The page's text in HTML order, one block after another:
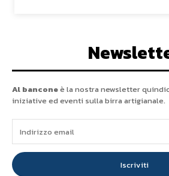
Al banconeè la nostra newsletter
iniziative ed eventi sulla birra artigianale.
Iscriviti